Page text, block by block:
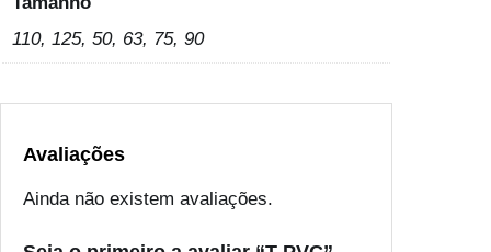
110, 125, 50, 63, 75, 90
Avaliações
Ainda não existem avaliações.